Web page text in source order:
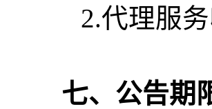
2.代理服
七、公告期